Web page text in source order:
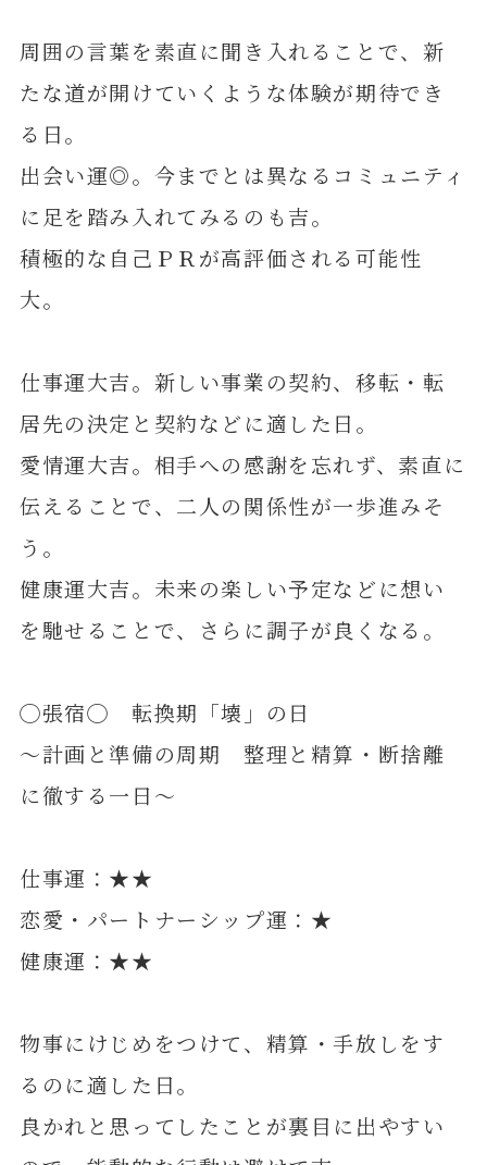
周囲の言葉を素直に聞き入れることで、新
たな道が開けていくような体験が期待でき
る日。
出会い運◎。今までとは異なるコミュニティ
に足を踏み入れてみるのも吉。
積極的な自己ＰＲが高評価される可能性
大。
仕事運大吉。新しい事業の契約、移転・転
居先の決定と契約などに適した日。
愛情運大吉。相手への感謝を忘れず、素直に
伝えることで、二人の関係性が一歩進みそ
う。
健康運大吉。未来の楽しい予定などに想い
を馳せることで、さらに調子が良くなる。
◯張宿◯ 転換期「壊」の日
～計画と準備の周期 整理と精算・断捨離
に徹する一日～
仕事運：★★
恋愛・パートナーシップ運：★
健康運：★★
物事にけじめをつけて、精算・手放しをす
るのに適した日。
良かれと思ってしたことが裏目に出やすい